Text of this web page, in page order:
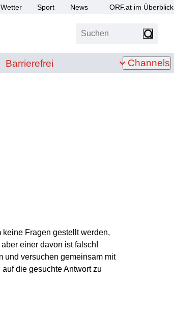
Wetter Sport News ORF.at im Überblick
Suchen
Barrierefrei
Barrierefrei Channels
keine Fragen gestellt werden,
einer davon ist falsch!
und versuchen gemeinsam mit
die gesuchte Antwort zu